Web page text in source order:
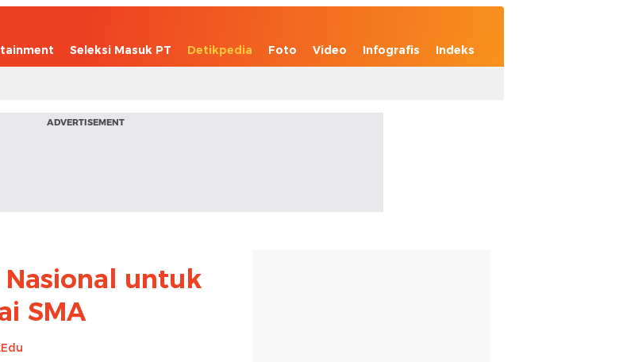
Seleksi Masuk PT Detikpedia Foto Video Infografis Indeks
ADVERTISEMENT
untuk
SMA